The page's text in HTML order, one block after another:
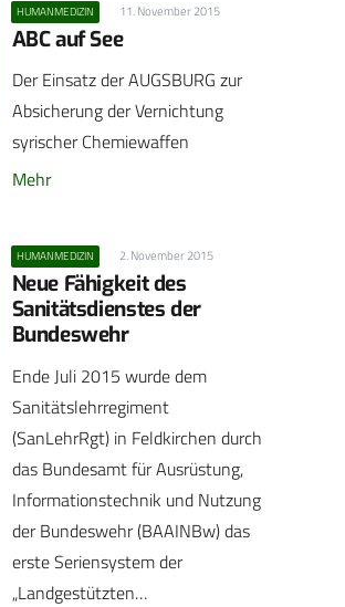
HUMANMEDIZIN 11. November 2015
ABC auf See
Der Einsatz der AUGSBURG zur
Absicherung der Vernichtung
syrischer Chemiewaffen
Mehr
HUMANMEDIZIN 2. November 2015
Neue Fähigkeit des
Sanitätsdienstes der
Bundeswehr
Ende Juli 2015 wurde dem
Sanitätslehrregiment
(SanLehrRgt) in Feldkirchen durch
das Bundesamt für Ausrüstung,
Informationstechnik und Nutzung
der Bundeswehr (BAAINBw) das
erste Seriensystem der
„Landgestützten…